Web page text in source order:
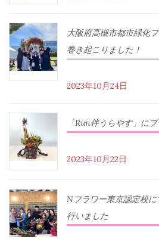
大阪府高槻市都市緑化
巻き起こりました！
2023年10月24日
「Run伴うらやす」に
2023年10月22日
Nフラワー東京認定校
行いました